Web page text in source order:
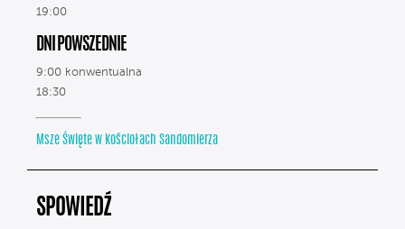
19:00
DNI POWSZEDNIE
9:00 konwentualna
18:30
Msze Święte w kościołach Sandomierza
SPOWIEDŹ